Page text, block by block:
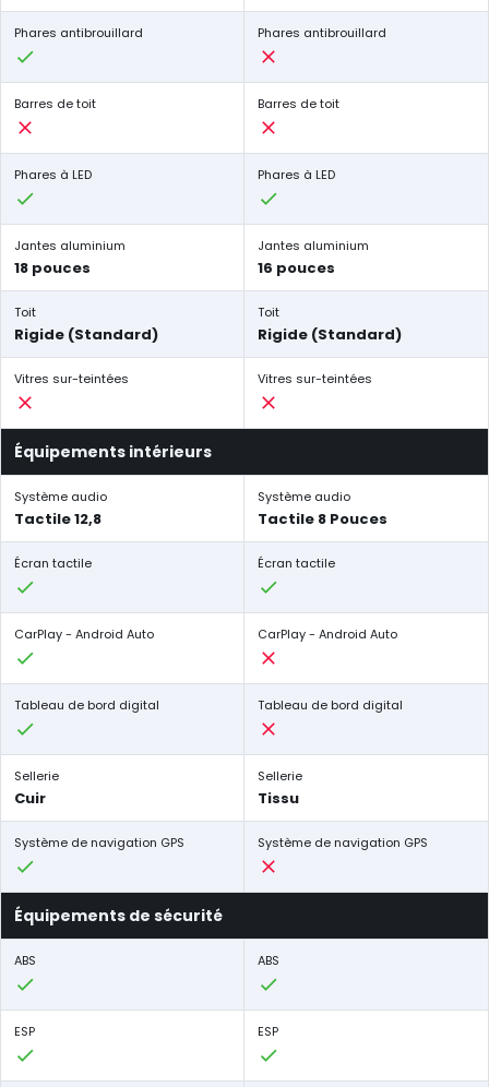
Phares antibrouillard Phares antibrouillard
Barres de toit Barres de toit
Phares à LED Phares à LED
Jantes aluminium
18 pouces
Jantes aluminium
16 pouces
Toit
Rigide (Standard)
Toit
Rigide (Standard)
Vitres sur-teintées Vitres sur-teintées
Équipements intérieurs
Système audio
Tactile 12,8
Système audio
Tactile 8 Pouces
Écran tactile Écran tactile
CarPlay - Android Auto CarPlay - Android Auto
Tableau de bord digital Tableau de bord digital
Sellerie
Cuir
Sellerie
Tissu
Système de navigation GPS Système de navigation GPS
Équipements de sécurité
ABS ABS
ESP ESP